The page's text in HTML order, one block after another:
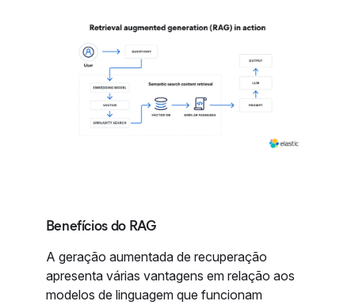
Benefícios do RAG
A geração aumentada de recuperação
apresenta várias vantagens em relação aos
modelos de linguagem que funcionam